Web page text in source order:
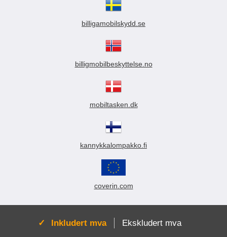
billigamobilskydd.se
billigmobilbeskyttelse.no
mobiltasken.dk
kannykkalompakko.fi
coverin.com
Aktiv:
Inkludert mva Ekskludert mva